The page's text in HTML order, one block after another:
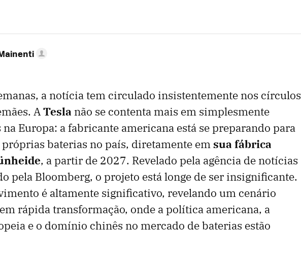
a notícia tem circulado insistentemente nos círculos
ATesla não se contenta mais em simplesmente
Europa: a fabricante americana está se preparando para
baterias no país, diretamente emsua fábrica
, a partir de 2027. Revelado pela agência de notícias
pela Bloomberg, o projeto está longe de ser insignificante.
é altamente significativo, revelando um cenário
rápida transformação, onde a política americana, a
e o domínio chinês no mercado de baterias estão